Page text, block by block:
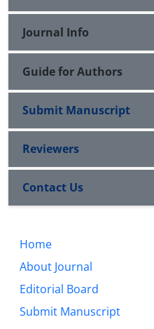
Journal Info
Guide for Authors
Submit Manuscript
Reviewers
Contact Us
Home
About Journal
Editorial Board
Submit Manuscript